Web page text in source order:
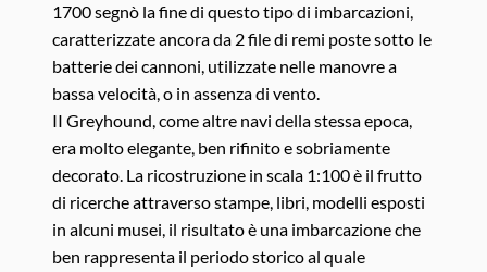
1700 segnò la fine di questo tipo di imbarcazioni,
caratterizzate ancora da 2 file di remi poste sotto Ie
batterie dei cannoni, utilizzate nelle manovre a
bassa velocità, o in assenza di vento.
II Greyhound, come altre navi della stessa epoca,
era molto elegante, ben rifinito e sobriamente
decorato. La ricostruzione in scala 1:100 è il frutto
di ricerche attraverso stampe, libri, modelli esposti
in alcuni musei, il risultato è una imbarcazione che
ben rappresenta il periodo storico al quale